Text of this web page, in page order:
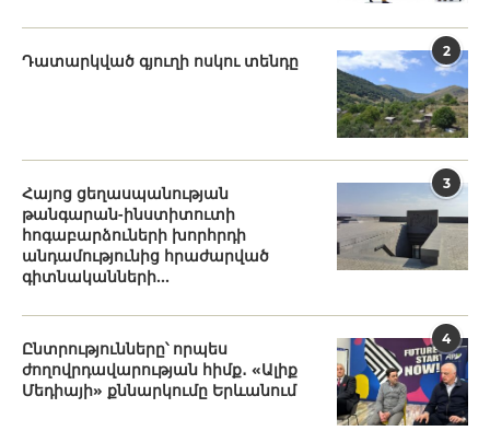
2
Դատարկված գյուղի ոսկու տենդը
3
Հայոց ցեղասպանության
թանգարան-ինստիտուտի
հոգաբարձուների խորհրդի
անդամությունից հրաժարված
գիտնականների...
4
Ընտրությունները՝ որպես
ժողովրդավարության հիմք․ «Ալիք
Մեդիայի» քննարկումը Երևանում